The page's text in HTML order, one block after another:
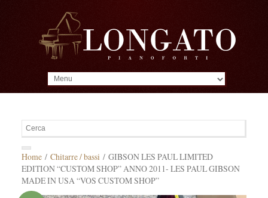
Home/ Chitarre / bassi / GIBSON LES PAUL LIMITED
EDITION “CUSTOM SHOP” ANNO 2011- LES PAUL GIBSON
MADE IN USA “VOS CUSTOM SHOP”